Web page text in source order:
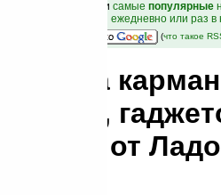
и самые популярные
на email ежедневно или раз
(что такое
мира
от